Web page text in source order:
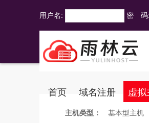
用户名: 密 码:
首页 域名注册 虚
主机类型： 基本型主机